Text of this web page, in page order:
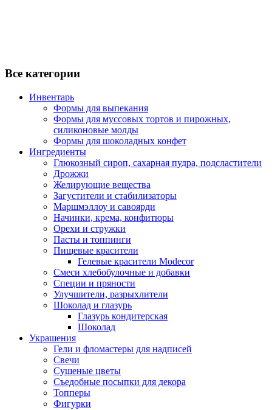
Все категории
Инвентарь
Формы для выпекания
Формы для муссовых тортов и пирожных,
силиконовые молды
Формы для шоколадных конфет
Ингредиенты
Глюкозный сироп, сахарная пудра, подсластители
Дрожжи
Желирующие вещества
Загустители и стабилизаторы
Маршмэллоу и савоярди
Начинки, крема, конфитюры
Орехи и стружки
Пасты и топпинги
Пищевые красители
Гелевые красители Modecor
Смеси хлебобулочные и добавки
Специи и пряности
Улучшители, разрыхлители
Шоколад и глазурь
Глазурь кондитерская
Шоколад
Украшения
Гели и фломастеры для надписей
Свечи
Сушеные цветы
Съедобные посыпки для декора
Топперы
Фигурки